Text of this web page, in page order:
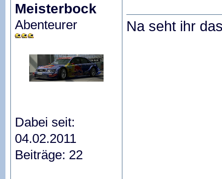
Meisterbock
Abenteurer
Dabei seit:
04.02.2011
Beiträge: 22
Na seht ihr